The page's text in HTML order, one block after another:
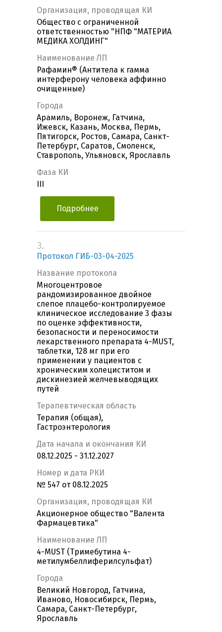
Организация, проводящая КИ
Общество с ограниченной
ответственностью "НПФ "МАТЕРИА
МЕДИКА ХОЛДИНГ"
Наименование ЛП
Рафамин® (Антитела к гамма
интерферону человека аффинно
очищенные)
Города
Арамиль, Воронеж, Гатчина,
Ижевск, Казань, Москва, Пермь,
Пятигорск, Ростов, Самара, Санкт-
Петербург, Саратов, Смоленск,
Ставрополь, Ульяновск, Ярославль
Фаза КИ
Подробнее
3.
Протокол ГИБ-03-04-2025
Название протокола
Многоцентровое
рандомизированное двойное
слепое плацебо-контролируемое
клиническое исследование 3 фазы
по оценке эффективности,
безопасности и переносимости
лекарственного препарата 4-MUST,
таблетки, 128 мг при его
применении у пациентов с
хроническим холециститом и
дискинезией желчевыводящих
путей
Терапевтическая область
Терапия (общая),
Гастроэнтерология
Дата начала и окончания КИ
08.12.2025 - 31.12.2027
Номер и дата РКИ
№ 547 от 08.12.2025
Организация, проводящая КИ
Акционерное общество "Валента
Фармацевтика"
Наименование ЛП
4-MUST (Тримебутина 4-
метилумбеллиферилсульфат)
Города
Великий Новгород, Гатчина,
Иваново, Новосибирск, Пермь,
Самара, Санкт-Петербург,
Ярославль